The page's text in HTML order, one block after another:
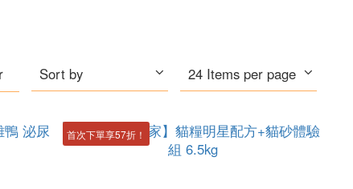
Sort by 24 Items per page
首次下單享57折！